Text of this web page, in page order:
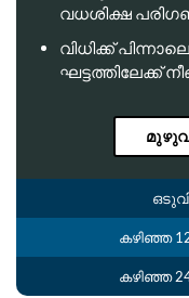
വധശിക്ഷ
വിധിക്ക്
ഘട്ടത്തിലേക്ക്
കഴിഞ്ഞ
കഴിഞ്ഞ